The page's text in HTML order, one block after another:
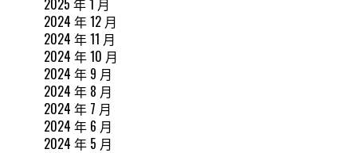
2025 年 1 月
2024 年 12 月
2024 年 11 月
2024 年 10 月
2024 年 9 月
2024 年 8 月
2024 年 7 月
2024 年 6 月
2024 年 5 月